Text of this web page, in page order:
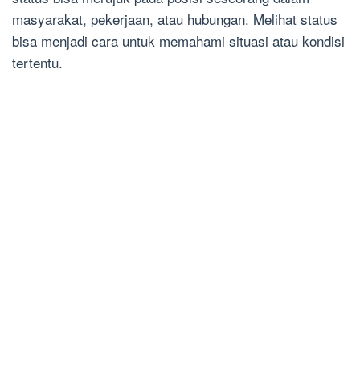
masyarakat, pekerjaan, atau hubungan. Melihat status
bisa menjadi cara untuk memahami situasi atau kondisi
tertentu.